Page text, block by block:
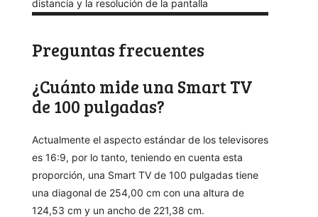
distancia y la resolución de la pantalla
Preguntas frecuentes
¿Cuánto mide una Smart TV
de 100 pulgadas?
Actualmente el aspecto estándar de los televisores
es 16:9, por lo tanto, teniendo en cuenta esta
proporción, una Smart TV de 100 pulgadas tiene
una diagonal de 254,00 cm con una altura de
124,53 cm y un ancho de 221,38 cm.